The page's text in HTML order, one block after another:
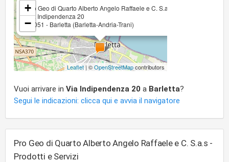
Pro Geo di Quarto Alberto Angelo Raffaele e C. S.a.s
Via Indipendenza 20
70051 - Barletta (Barletta-Andria-Trani)
+
−
Leaflet | ©OpenStreetMapcontributors
Vuoi arrivare in Via Indipendenza 20 a Barletta?
Segui le indicazioni: clicca qui e avvia il navigatore
Pro Geo di Quarto Alberto Angelo Raffaele e C. S.a.s -
Prodotti e Servizi